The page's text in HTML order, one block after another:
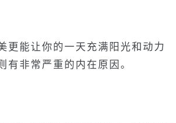
更能让你的一天充满阳光和动力
有非常严重的内在原因。